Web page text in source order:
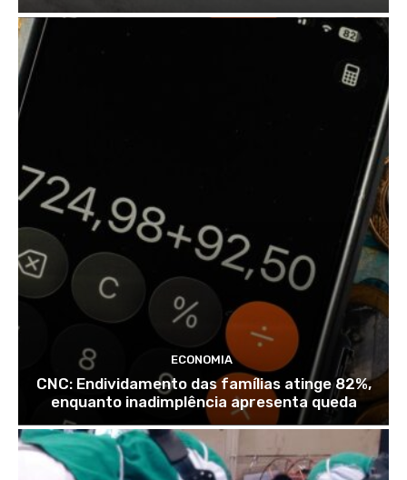
ECONOMIA
CNC: Endividamento das famílias atinge 82%,
enquanto inadimplência apresenta queda